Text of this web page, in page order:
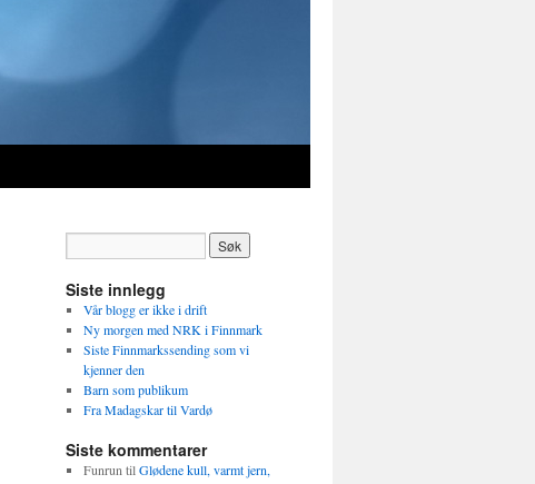
Siste innlegg
Vår blogg er ikke i drift
Ny morgen med NRK i Finnmark
Siste Finnmarkssending som vi
kjenner den
Barn som publikum
Fra Madagskar til Vardø
Siste kommentarer
Funrun tilGlødene kull, varmt jern,